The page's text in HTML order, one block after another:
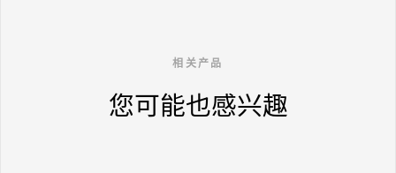
相关产品
您可能也感兴趣